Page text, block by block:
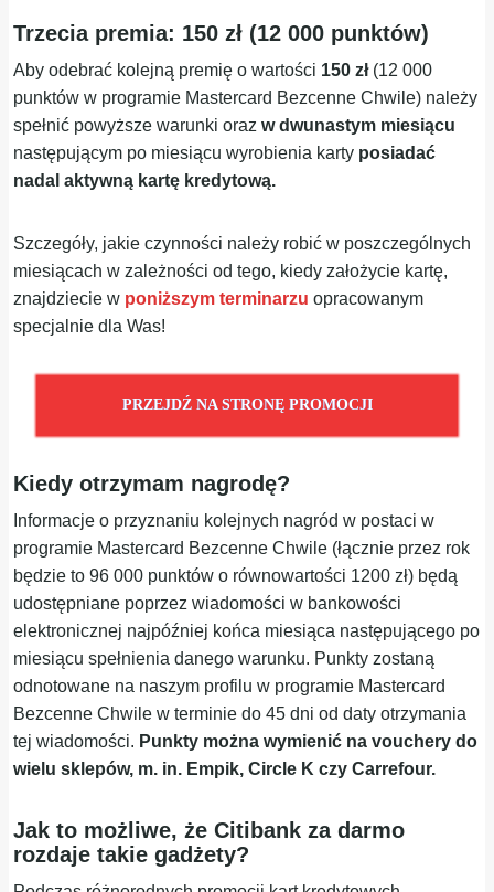
Trzecia premia: 150 zł (12 000 punktów)
Aby odebrać kolejną premię o wartości 150 zł(12 000
punktów w programie Mastercard Bezcenne Chwile) należy
spełnić powyższe warunki orazw dwunastym miesiącu
następującym po miesiącu wyrobienia karty posiadać
nadal aktywną kartę kredytową.
Szczegóły, jakie czynności należy robić w poszczególnych
miesiącach w zależności od tego, kiedy założycie kartę,
znajdziecie w poniższym terminarzu opracowanym
specjalnie dla Was!
PRZEJDŹ NA STRONĘ PROMOCJI
Kiedy otrzymam nagrodę?
Informacje o przyznaniu kolejnych nagród w postaci w
programie Mastercard Bezcenne Chwile (łącznie przez rok
będzie to 96 000 punktów o równowartości 1200 zł) będą
udostępniane poprzez wiadomości w bankowości
elektronicznej najpóźniej końca miesiąca następującego po
miesiącu spełnienia danego warunku. Punkty zostaną
odnotowane na naszym profilu w programie Mastercard
Bezcenne Chwile w terminie do 45 dni od daty otrzymania
tej wiadomości. Punkty można wymienić na vouchery do
wielu sklepów, m. in. Empik, Circle K czy Carrefour.
Jak to możliwe, że Citibank za darmo
rozdaje takie gadżety?